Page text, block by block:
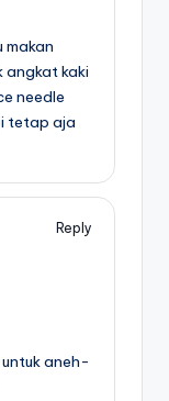
makan
angkat kaki
needle
tetap aja
Reply
aneh-